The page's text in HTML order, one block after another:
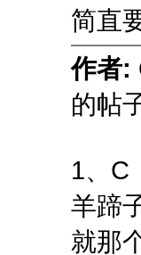
简直
作者:
的帖
1、C
羊蹄
就那